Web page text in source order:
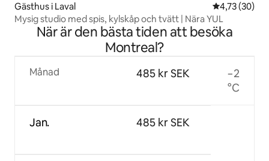
Gästhus i Laval 4,73 av 5 i
4,73 (30)
Mysig studio med spis, kylskåp och tvätt | Nära YUL
När är den bästa tiden att besöka
Montreal?
Månad
Jan.
485 kr SEK
485 kr SEK
−2
°C